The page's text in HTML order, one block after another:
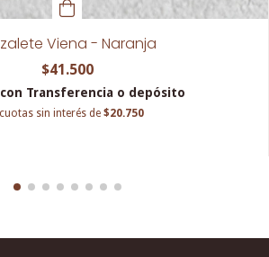
Viena - Naranja
$41.500
con Transferencia o depósito
cuotas sin interés de $20.750